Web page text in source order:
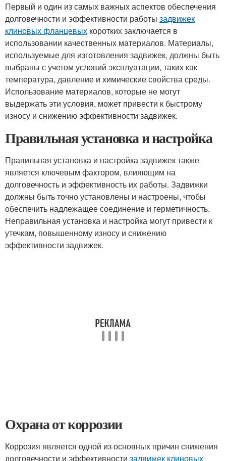
Первый и один из самых важных аспектов обеспечения
долговечности и эффективности работы задвижек
клиновых фланцевых коротких заключается в
использовании качественных материалов. Материалы,
используемые для изготовления задвижек, должны быть
выбраны с учетом условий эксплуатации, таких как
температура, давление и химические свойства среды.
Использование материалов, которые не могут
выдержать эти условия, может привести к быстрому
износу и снижению эффективности задвижек.
Правильная установка и настройка
Правильная установка и настройка задвижек также
является ключевым фактором, влияющим на
долговечность и эффективность их работы. Задвижки
должны быть точно установлены и настроены, чтобы
обеспечить надлежащее соединение и герметичность.
Неправильная установка и настройка могут привести к
утечкам, повышенному износу и снижению
эффективности задвижек.
Охрана от коррозии
Коррозия является одной из основных причин снижения
долговечности и эффективности задвижек клиновых